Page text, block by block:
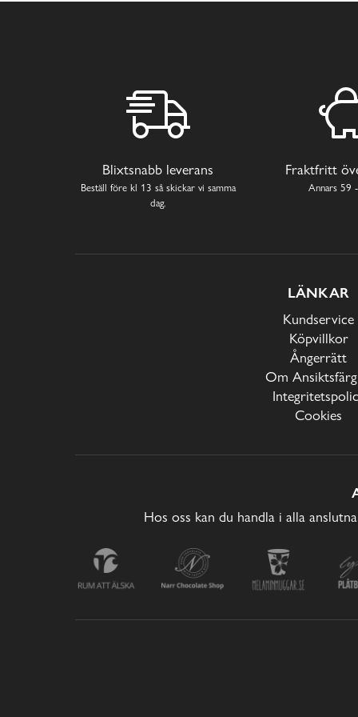
Blixtsnabb leverans
Beställ före kl 13 så skickar vi samma
dag.
Fraktfritt
Annars 59
LÄNKAR
Kundservice
Köpvillkor
Ångerrätt
Om
Cookies
Hos oss kan du handla i alla